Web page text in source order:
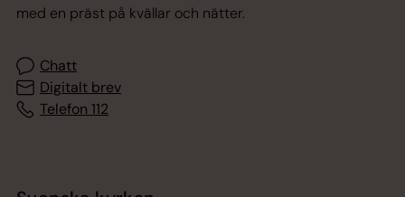
med en präst på kvällar och nätter.
Chatt
Digitalt brev
Telefon 112